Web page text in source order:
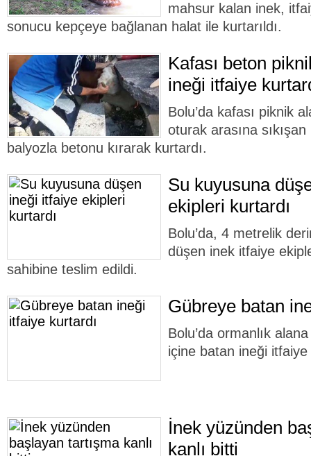
mahsur kalan inek,
sonucu kepçeye bağlanan halat ile kurtarıldı.
Kafası beton
ineği itfaiye
Bolu’da kafası piknik
oturak arasına
balyozla betonu kırarak kurtardı.
Su kuyusuna
ekipleri kurtardı
Bolu’da, 4 metrelik
düşen inek itfaiye
sahibine teslim edildi.
Gübreye batan
Bolu’da ormanlık
içine batan ineği
İnek yüzünden
kanlı bitti